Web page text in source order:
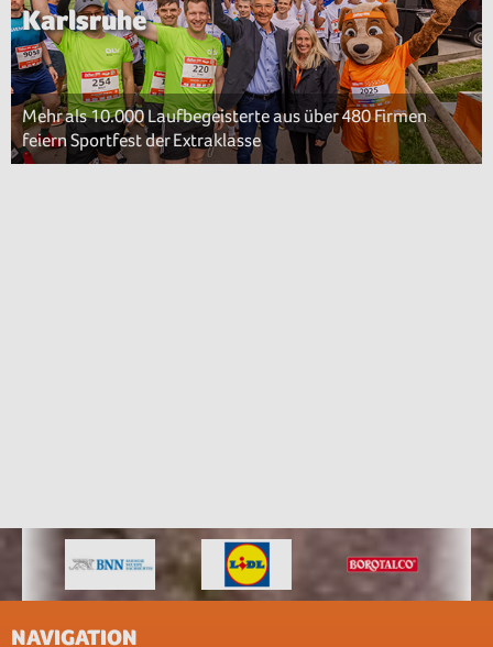
Karlsruhe
Mehr als 10.000 Laufbegeisterte aus über 480 Firmen
feiern Sportfest der Extraklasse
NAVIGATION